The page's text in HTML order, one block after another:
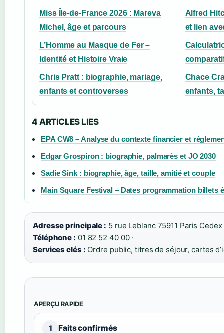
Miss Île-de-France 2026 : Mareva
Michel, âge et parcours
Alfred
et lien
L’Homme au Masque de Fer –
Identité et Histoire Vraie
Chris Pratt : biographie, mariage,
enfants et controverses
Chace
enfants,
4 ARTICLES LIES
EPA CW8 – Analyse du contexte financier et
Edgar Grospiron : biographie, palmarès et JO 2030
Sadie Sink : biographie, âge, taille, amitié et couple
Main Square Festival – Dates programmation billets
Adresse principale : 5 rue Leblanc 75911 Paris Cedex
Téléphone : 01 82 52 40 00 ·
Services clés : Ordre public, titres de séjour, cartes
APERÇU RAPIDE
1 Faits confirmés